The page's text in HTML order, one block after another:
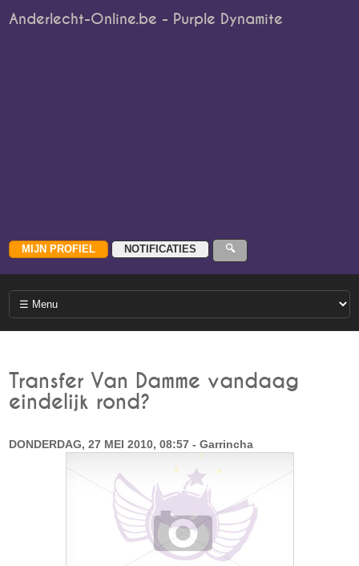
Anderlecht-Online.be - Purple Dynamite
Transfer Van Damme vandaag
eindelijk rond?
DONDERDAG, 27 MEI 2010, 08:57 - Garrincha